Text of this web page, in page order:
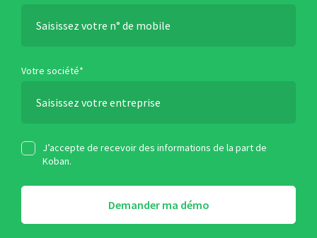
Votre société*
J’accepte de recevoir des informations de la part de
Koban.
Demander ma démo